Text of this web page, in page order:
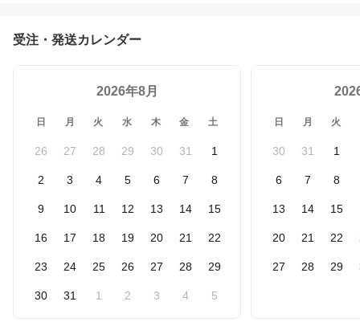
受注・発送カレンダー
2026年8月
日 月 火 水 木 金 土
26 27 28 29 30 31 1
2 3 4 5 6 7 8
9 10 11 12 13 14 15
16 17 18 19 20 21 22
23 24 25 26 27 28 29
30 31 1 2 3 4 5
日 月 火
30 31 1
6 7 8
13 14 15
20 21 22
27 28 29